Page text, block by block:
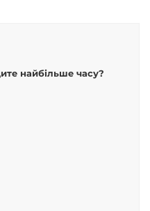
найбільше часу?